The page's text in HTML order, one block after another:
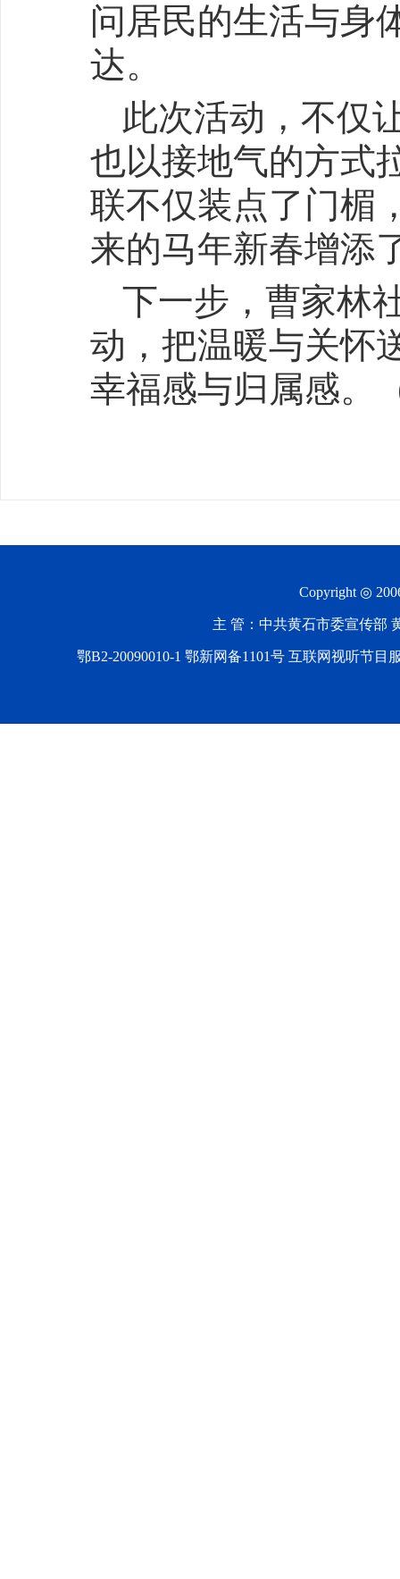
问居民的生活与身
达。
此次活动，不仅
也以接地气的方式
联不仅装点了门楣
来的马年新春增添
下一步，曹家林
动，把温暖与关怀
幸福感与归属感
Copyright ◎
主 管：中共黄石市委宣传部
鄂B2-20090010-1 鄂新网备1101号 互联网视听节目